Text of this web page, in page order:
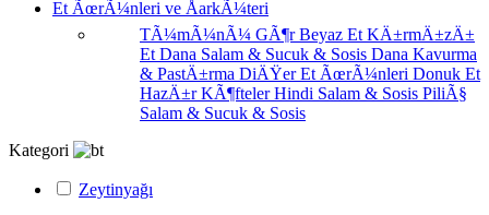
Et ÃœrÃ¼nleri ve ÅarkÃ¼teri
TÃ¼mÃ¼nÃ¼ GÃ¶rBeyaz Et KÄ±rmÄ±zÄ±
Et Dana Salam & Sucuk & Sosis Dana Kavurma
& PastÄ±rma DiÄŸer Et ÃœrÃ¼nleri Donuk Et
HazÄ±r KÃ¶ftelerHindi Salam & Sosis PiliÃ§
Salam & Sucuk & Sosis
Kategori
Zeytinyağı